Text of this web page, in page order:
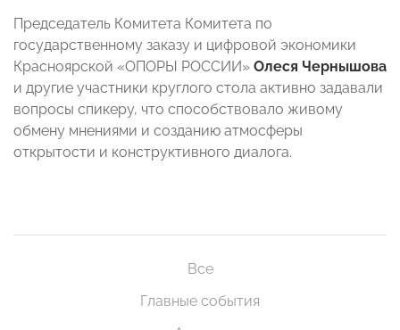
Председатель Комитета Комитета по
государственному заказу и цифровой экономики
Красноярской «ОПОРЫ РОССИИ» Олеся Чернышова
и другие участники круглого стола активно задавали
вопросы спикеру, что способствовало живому
обмену мнениями и созданию атмосферы
открытости и конструктивного диалога.
Все
Главные события